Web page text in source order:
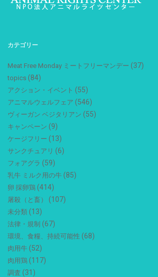
カテゴリー
Meat Free Monday ミートフリーマンデー (37)
topics (84)
アクション・イベント (55)
アニマルウェルフェア (546)
ヴィーガン ベジタリアン (55)
キャンペーン (9)
ケージフリー (13)
サンクチュアリ (6)
フォアグラ (59)
乳牛 ミルク用の牛 (85)
卵 採卵鶏 (414)
屠殺（と畜） (107)
未分類 (13)
法律・規制 (67)
環境、食糧、持続可能性 (68)
肉用牛 (52)
肉用鶏 (117)
調査 (31)